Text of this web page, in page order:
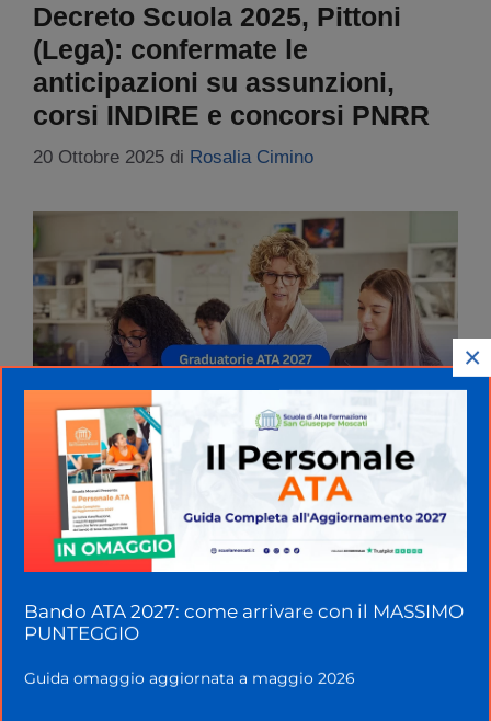
Decreto Scuola 2025, Pittoni
(Lega): confermate le
anticipazioni su assunzioni,
corsi INDIRE e concorsi PNRR
20 Ottobre 2025 di Rosalia Cimino
×
Bando ATA 2027: come arrivare con il MASSIMO
PUNTEGGIO
Guida omaggio aggiornata a maggio 2026